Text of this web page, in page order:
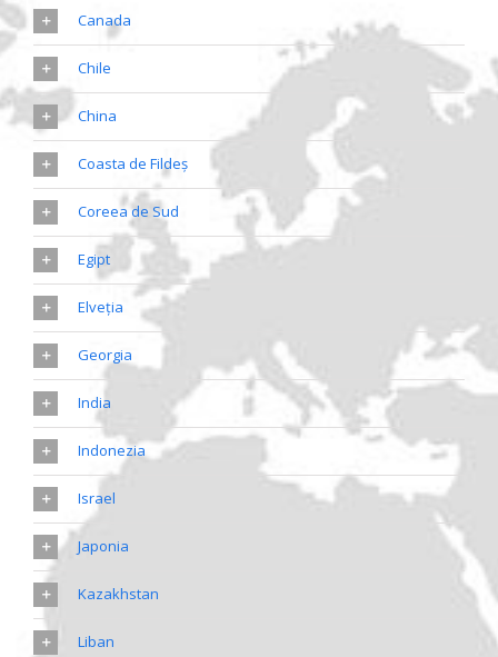
Canada
Chile
China
Coasta de Fildeş
Coreea de Sud
Egipt
Elveţia
Georgia
India
Indonezia
Israel
Japonia
Kazakhstan
Liban